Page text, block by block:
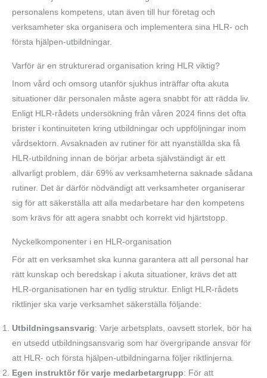
personalens kompetens, utan även till hur företag och
verksamheter ska organisera och implementera sina HLR- och
första hjälpen-utbildningar.
Varför är en strukturerad organisation kring HLR viktig?
Inom vård och omsorg utanför sjukhus inträffar ofta akuta
situationer där personalen måste agera snabbt för att rädda liv.
Enligt HLR-rådets undersökning från våren 2024 finns det ofta
brister i kontinuiteten kring utbildningar och uppföljningar inom
vårdsektorn. Avsaknaden av rutiner för att nyanställda ska få
HLR-utbildning innan de börjar arbeta självständigt är ett
allvarligt problem, där 69% av verksamheterna saknade sådana
rutiner. Det är därför nödvändigt att verksamheter organiserar
sig för att säkerställa att alla medarbetare har den kompetens
som krävs för att agera snabbt och korrekt vid hjärtstopp.
Nyckelkomponenter i en HLR-organisation
För att en verksamhet ska kunna garantera att all personal har
rätt kunskap och beredskap i akuta situationer, krävs det att
HLR-organisationen har en tydlig struktur. Enligt HLR-rådets
riktlinjer ska varje verksamhet säkerställa följande:
Utbildningsansvarig: Varje arbetsplats, oavsett storlek, bör ha
en utsedd utbildningsansvarig som har övergripande ansvar för
att HLR- och första hjälpen-utbildningarna följer riktlinjerna.
Egen instruktör för varje medarbetargrupp: För att